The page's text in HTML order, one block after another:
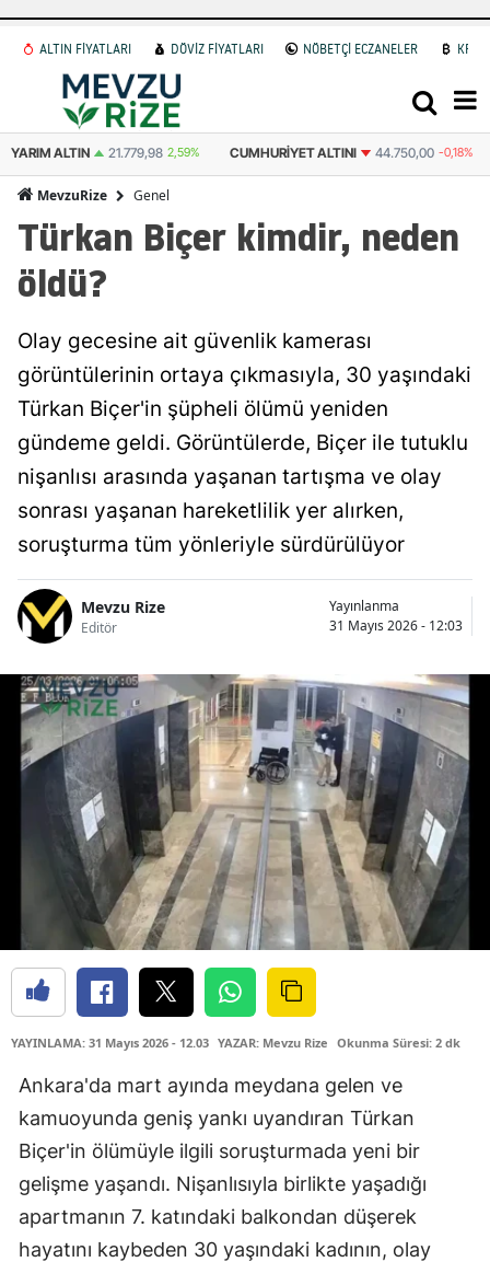
ALTIN FİYATLARI DÖVİZ FİYATLARI NÖBETÇİ ECZANELER
YARIM ALTIN 21.779,98 2,59% CUMHURIYET ALTINI 44.750,00 -0,18%
MevzuRize Genel
Türkan Biçer kimdir, neden
öldü?
Olay gecesine ait güvenlik kamerası
görüntülerinin ortaya çıkmasıyla, 30 yaşındaki
Türkan Biçer'in şüpheli ölümü yeniden
gündeme geldi. Görüntülerde, Biçer ile tutuklu
nişanlısı arasında yaşanan tartışma ve olay
sonrası yaşanan hareketlilik yer alırken,
soruşturma tüm yönleriyle sürdürülüyor
Mevzu Rize
Editör
Yayınlanma
31 Mayıs 2026 - 12:03
YAYINLAMA: 31 Mayıs 2026 - 12.03 YAZAR: Mevzu Rize Okunma Süresi: 2 dk
Ankara'da mart ayında meydana gelen ve
kamuoyunda geniş yankı uyandıran Türkan
Biçer'in ölümüyle ilgili soruşturmada yeni bir
gelişme yaşandı. Nişanlısıyla birlikte yaşadığı
apartmanın 7. katındaki balkondan düşerek
hayatını kaybeden 30 yaşındaki kadının, olay